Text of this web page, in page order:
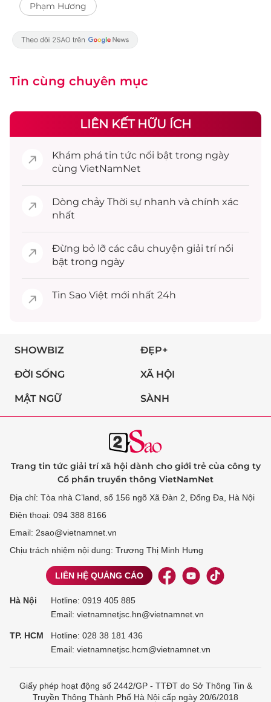
Phạm Hương
Tin cùng chuyên mục
LIÊN KẾT HỮU ÍCH
Khám phá tin tức nổi bật trong ngày
cùng VietNamNet
Dòng chảy Thời sự nhanh và chính xác
nhất
Đừng bỏ lỡ các câu chuyện giải trínổi
bật trong ngày
Tin Sao Việt mới nhất 24h
SHOWBIZ ĐẸP+
ĐỜI SỐNG XÃ HỘI
MẬT NGỮ SÀNH
Trang tin tức giải trí xã hội dành cho giới trẻ của công ty
Cổ phần truyền thông VietNamNet
Địa chỉ: Tòa nhà C’land, số 156 ngõ Xã Đàn 2, Đống Đa, Hà Nội
Điện thoại: 094 388 8166
Email: 2sao@vietnamnet.vn
Chịu trách nhiệm nội dung: Trương Thị Minh Hưng
LIÊN HỆ QUẢNG CÁO
Hà Nội Hotline: 0919 405 885
Email: vietnamnetjsc.hn@vietnamnet.vn
TP. HCM Hotline: 028 38 181 436
Email: vietnamnetjsc.hcm@vietnamnet.vn
Giấy phép hoạt động số 2442/GP - TTĐT do Sở Thông Tin &
Truyền Thông Thành Phố Hà Nội cấp ngày 20/6/2018